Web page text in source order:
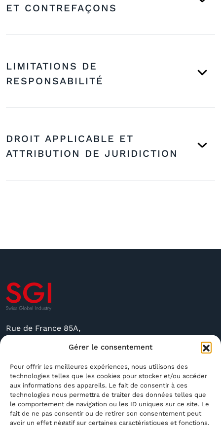
Gérer le consentement
Pour offrir les meilleures expériences, nous utilisons des
technologies telles que les cookies pour stocker et/ou accéder
aux informations des appareils. Le fait de consentir à ces
technologies nous permettra de traiter des données telles que
le comportement de navigation ou les ID uniques sur ce site. Le
fait de ne pas consentir ou de retirer son consentement peut
avoir un effet négatif sur certaines caractéristiques et fonctions.
ET CONTREFAÇONS
LIMITATIONS DE
RESPONSABILITÉ
DROIT APPLICABLE ET
ATTRIBUTION DE JURIDICTION
Rue de France 85A,
sgi@sgindustry.ch
+41 79 591 4756
Ouvert du Lundi au Vendredi de 8 h 30 à 16 h
Fermé le Samedi et le Dimanche